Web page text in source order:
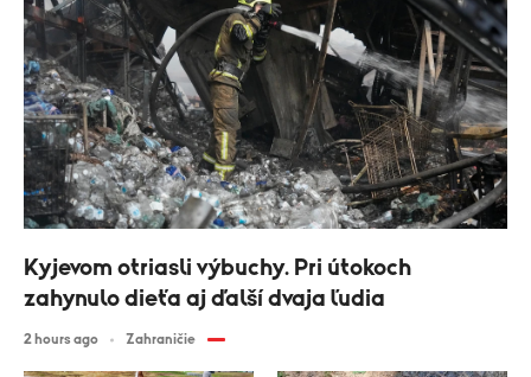
Kyjevom otriasli výbuchy. Pri útokoch
zahynulo dieťa aj ďalší dvaja ľudia
2 hours ago Zahraničie